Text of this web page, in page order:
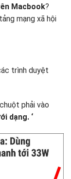
Macbook?
mạng xã hội
trình duyệt
phải vào
dạng. ‘